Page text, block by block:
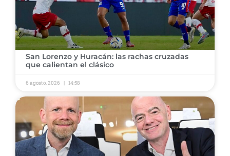
​San Lorenzo y Huracán: las rachas cruzadas
que calientan el clásico
6 agosto, 2026 14:58